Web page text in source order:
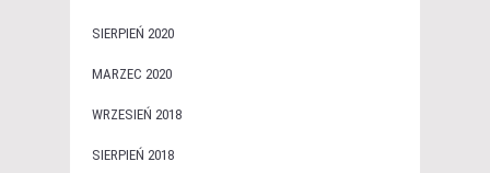
SIERPIEŃ 2020
MARZEC 2020
WRZESIEŃ 2018
SIERPIEŃ 2018